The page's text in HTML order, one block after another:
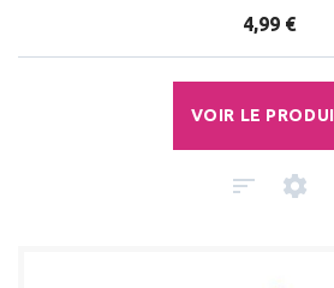
4,99 €
VOIR LE